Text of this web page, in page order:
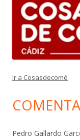
Ir a Cosasdecomé
Pedro Gallardo